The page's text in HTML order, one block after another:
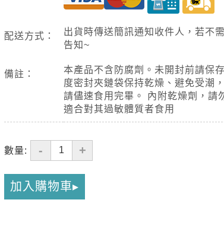
配送方式：
出貨時傳送簡訊通知收件人，若不
告知~
備註：
本產品不含防腐劑。未開封前請保
度密封夾鏈袋保持乾燥、避免受潮
請儘速食用完畢。 內附乾燥劑，請
適合對其過敏體質者食用
數量: - +
加入購物車